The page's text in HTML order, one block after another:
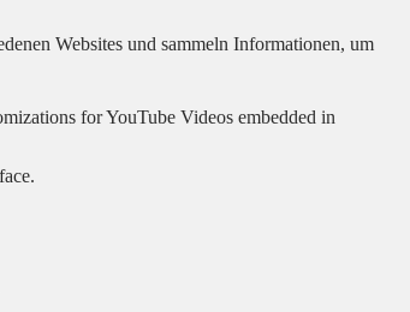
Websites und sammeln Informationen, um
for YouTube Videos embedded in